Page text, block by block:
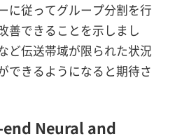
に従ってグループ分割を行
善できることを示しまし
ど伝送帯域が限られた状況
できるようになると期待さ
Neural and